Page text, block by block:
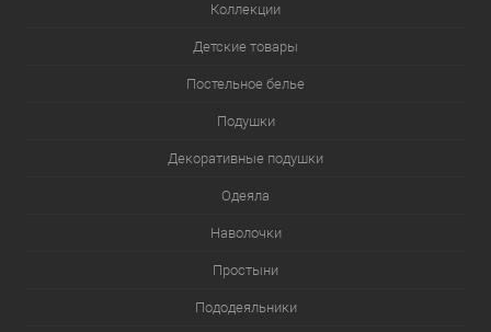
Коллекции
Детские товары
Постельное белье
Подушки
Декоративные подушки
Одеяла
Наволочки
Простыни
Пододеяльники